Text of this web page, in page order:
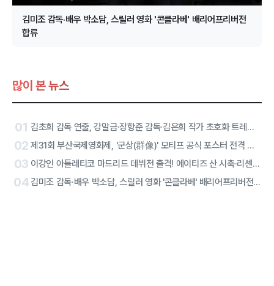
김미조 감독·배우 박소담, 스릴러 영화 '콘클라베' 배리어프리버전
합류
많이 본 뉴스
01 김초희 감독 연출, 강말금·장항준 감독·김은희 작가 초호화 트레일러, 그 주인공은
02 제31회 부산국제영화제, '군상(群像)' 모티프 공식 포스터 전격 공개
03 이강인 아틀레티코 마드리드 데뷔전 출격! 에이티즈 산 시축·리센느 하프타임 공연 확정
04 김미조 감독·배우 박소담, 스릴러 영화 '콘클라베' 배리어프리버전 합류